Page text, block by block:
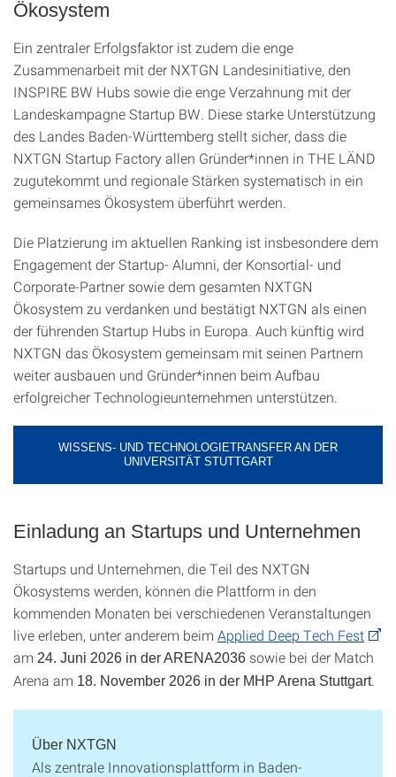
Ökosystem
Ein zentraler Erfolgsfaktor ist zudem die enge
Zusammenarbeit mit der NXTGN Landesinitiative, den
INSPIRE BW Hubs sowie die enge Verzahnung mit der
Landeskampagne Startup BW. Diese starke Unterstützung
des Landes Baden-Württemberg stellt sicher, dass die
NXTGN Startup Factory allen Gründer*innen in THE LÄND
zugutekommt und regionale Stärken systematisch in ein
gemeinsames Ökosystem überführt werden.
Die Platzierung im aktuellen Ranking ist insbesondere dem
Engagement der Startup- Alumni, der Konsortial- und
Corporate-Partner sowie dem gesamten NXTGN
Ökosystem zu verdanken und bestätigt NXTGN als einen
der führenden Startup Hubs in Europa. Auch künftig wird
NXTGN das Ökosystem gemeinsam mit seinen Partnern
weiter ausbauen und Gründer*innen beim Aufbau
erfolgreicher Technologieunternehmen unterstützen.
WISSENS- UND TECHNOLOGIETRANSFER AN DER
UNIVERSITÄT STUTTGART
Einladung an Startups und Unternehmen
Startups und Unternehmen, die Teil des NXTGN
Ökosystems werden, können die Plattform in den
kommenden Monaten bei verschiedenen Veranstaltungen
live erleben, unter anderem beim Applied Deep Tech Fest
am 24. Juni 2026 in der ARENA2036 sowie bei der Match
Arena am 18. November 2026 in der MHP Arena Stuttgart.
Über NXTGN
Als zentrale Innovationsplattform in Baden-